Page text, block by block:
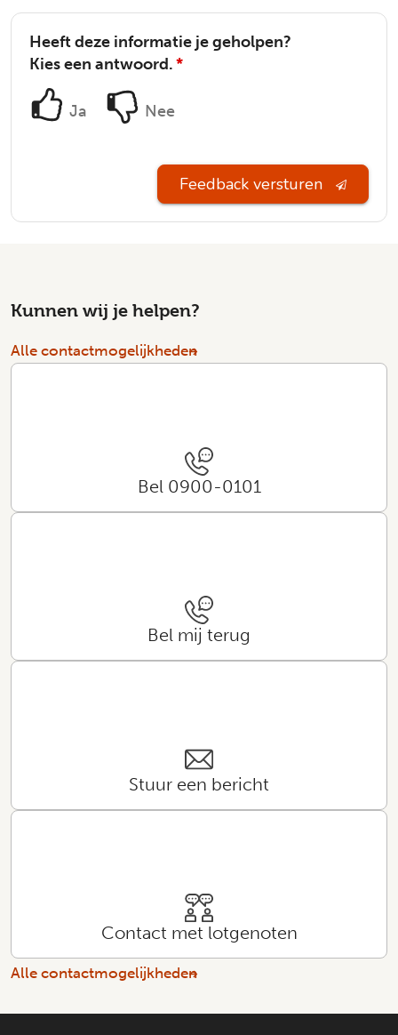
Heeft deze informatie je geholpen?
Kies een antwoord.*
Ja Nee
Feedback versturen
Kunnen wij je helpen?
Alle contactmogelijkheden
Bel 0900-0101
Bel mij terug
Stuur een bericht
Contact met lotgenoten
Alle contactmogelijkheden